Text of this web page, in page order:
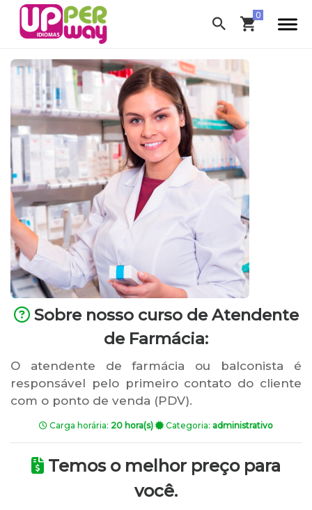
Sobre nosso curso de Atendente
de Farmácia:
O atendente de farmácia ou balconista é
responsável pelo primeiro contato do cliente
com o ponto de venda (PDV).
Carga horária: 20 hora(s) Categoria: administrativo
Temos o melhor preço para
você.